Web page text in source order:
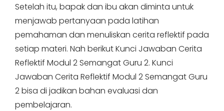
Setelah itu, bapak dan ibu akan diminta untuk
menjawab pertanyaan pada latihan
pemahaman dan menuliskan cerita reflektif pada
setiap materi. Nah berikut Kunci Jawaban Cerita
Reflektif Modul 2 Semangat Guru 2. Kunci
Jawaban Cerita Reflektif Modul 2 Semangat Guru
2 bisa di jadikan bahan evaluasi dan
pembelajaran.